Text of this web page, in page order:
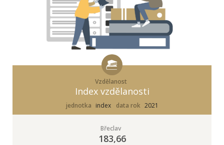
Vzdělanost
Index vzdělanosti
jednotka index data rok 2021
Břeclav
183,66